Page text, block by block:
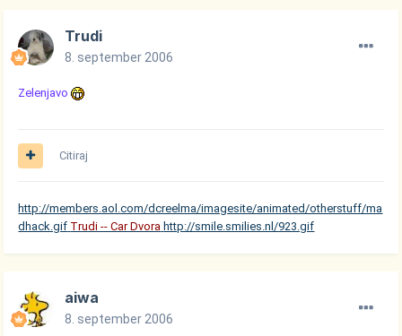
Trudi
8. september 2006
Zelenjavo
Citiraj
http://members.aol.com/dcreelma/imagesite/animated/otherstuff/ma
dhack.gif Trudi -- Car Dvora http://smile.smilies.nl/923.gif
aiwa
8. september 2006